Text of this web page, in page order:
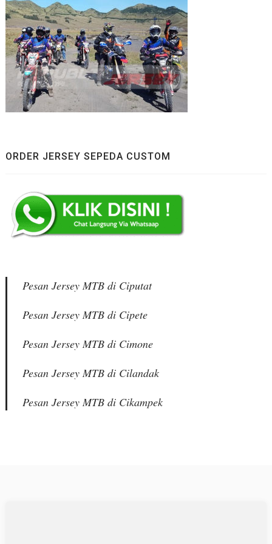
ORDER JERSEY SEPEDA CUSTOM
Pesan Jersey MTB di Ciputat
Pesan Jersey MTB di Cipete
Pesan Jersey MTB di Cimone
Pesan Jersey MTB di Cilandak
Pesan Jersey MTB di Cikampek